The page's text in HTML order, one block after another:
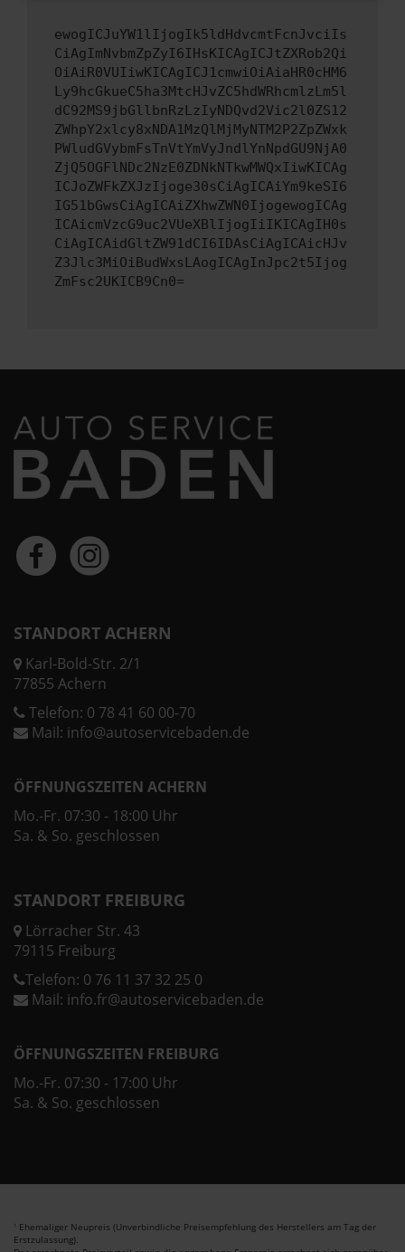
ewogICJuYW1lIjogIk5ldHdvcmtFcnJvciIs
CiAgImNvbmZpZyI6IHsKICAgICJtZXRob2Qi
OiAiR0VUIiwKICAgICJ1cmwiOiAiaHR0cHM6
Ly9hcGkueC5ha3MtcHJvZC5hdWRhcmlzLm5l
dC92MS9jbGllbnRzLzIyNDQvd2Vic2l0ZS12
ZWhpY2xlcy8xNDA1MzQlMjMyNTM2P2ZpZWxk
PWludGVybmFsTnVtYmVyJndlYnNpdGU9NjA0
ZjQ5OGFlNDc2NzE0ZDNkNTkwMWQxIiwKICAg
ICJoZWFkZXJzIjoge30sCiAgICAiYm9keSI6
IG51bGwsCiAgICAiZXhwZWN0IjogewogICAg
ICAicmVzcG9uc2VUeXBlIjogIiIKICAgIH0s
CiAgICAidGltZW91dCI6IDAsCiAgICAicHJv
Z3Jlc3MiOiBudWxsLAogICAgInJpc2t5Ijog
ZmFsc2UKICB9Cn0=
STANDORT ACHERN
Karl-Bold-Str. 2/1
77855 Achern
Telefon: 0 78 41 60 00-70
Mail: info@autoservicebaden.de
ÖFFNUNGSZEITEN ACHERN
Mo.-Fr. 07:30 - 18:00 Uhr
Sa. & So. geschlossen
STANDORT FREIBURG
Lörracher Str. 43
79115 Freiburg
Telefon: 0 76 11 37 32 25 0
Mail: info.fr@autoservicebaden.de
ÖFFNUNGSZEITEN FREIBURG
Mo.-Fr. 07:30 - 17:00 Uhr
Sa. & So. geschlossen
1 Ehemaliger Neupreis (Unverbindliche Preisempfehlung des Herstellers am Tag der
Erstzulassung).